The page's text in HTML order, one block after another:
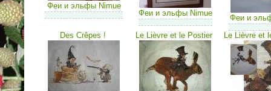
Феи и эльфы Nimue
Феи и эльфы Nimue
Феи и
Des Crêpes !
Le Lièvre et le Postier Le Lièvre et